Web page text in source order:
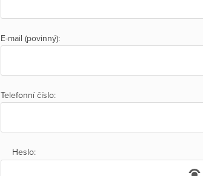
E-mail (povinný):
Telefonní číslo:
Heslo: